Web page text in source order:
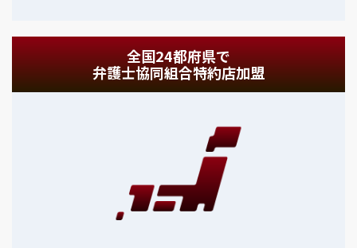
全国24都府県で
弁護士協同組合特約店加盟